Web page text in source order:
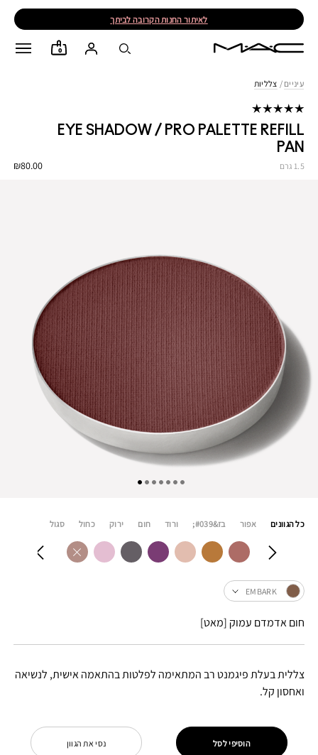
לאיתור החנות הקרובה לביתך
0
עיניים / צלליות
EYE SHADOW / PRO PALETTE REFILL
PAN
₪80.00 1.5 גרם
צללית בעלת פיגמנט רב המתאימה לפלטות בהתאמה אישית, לנשיאה
ואחסון קל.
כל הגוונים אפור בז&#039; ורוד חום ירוק כחול סגול
EMBARK
חום אדמדם עמוק [מאט]
נסי את הגוון הוסיפי לסל